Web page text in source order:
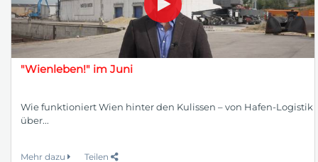
"Wienleben!" im Juni
Wie funktioniert Wien hinter den Kulissen – von Hafen-Logistik
über...
Mehr dazu Teilen